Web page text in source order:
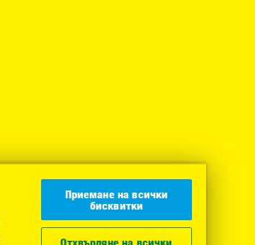
Приемане на всички
бисквитки
Отхвърляне на всички